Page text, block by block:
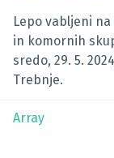
Lepo vabljeni
in komornih
sredo, 29. 5.
Trebnje.
Array